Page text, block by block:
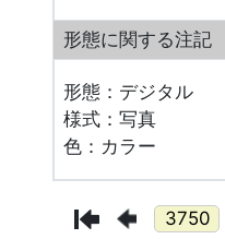
形態に関する注記
形態：デジタル
様式：写真
色：カラー